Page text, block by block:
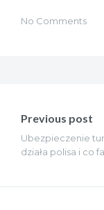
No Comments
wpisu
Previous post
Ubezpieczenie
działa polisa i co